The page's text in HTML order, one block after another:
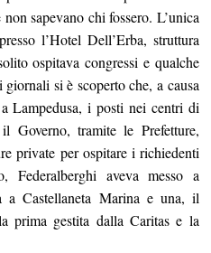
sapevano chi fossero. L’unica
l’Hotel Dell’Erba, struttura
ospitava congressi e qualche
si è scoperto che, a causa
Lampedusa, i posti nei centri di
Governo, tramite le Prefetture,
private per ospitare i richiedenti
Federalberghi aveva messo a
a Castellaneta Marina e una, il
prima gestita dalla Caritas e la